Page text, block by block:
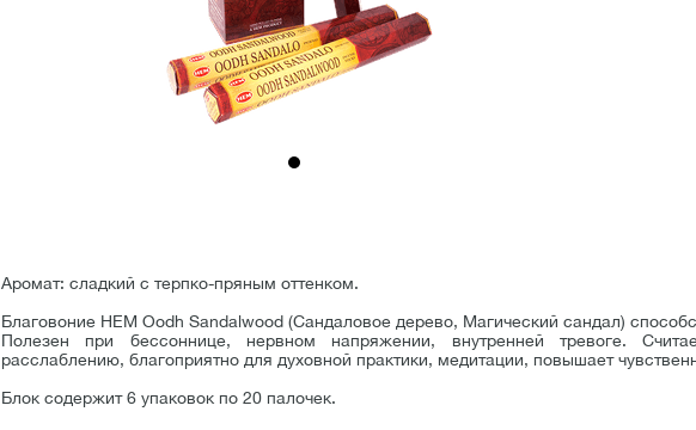
Аромат: сладкий с терпко-пряным оттенком.
Благовоние HEM Oodh Sandalwood (Сандаловое дерево, Магический сандал)
Полезен при бессоннице, нервном напряжении, внутренней тревоге.
расслаблению, благоприятно для духовной практики, медитации, повышает
Блок содержит 6 упаковок по 20 палочек.